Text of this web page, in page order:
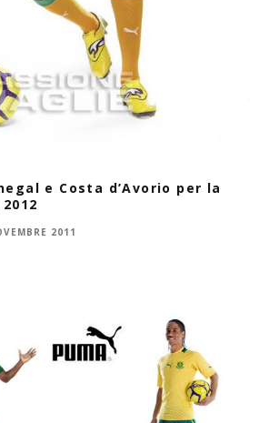
e Costa d’Avorio per la
2011